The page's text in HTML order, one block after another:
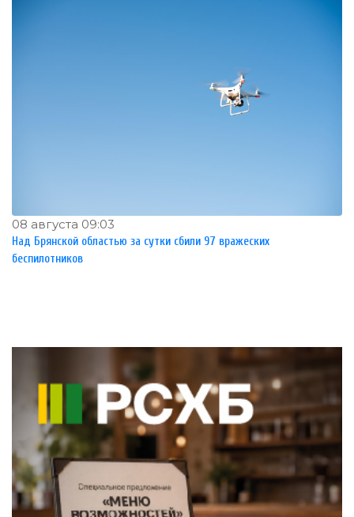
08 августа 09:03
Над Брянской областью за сутки сбили 97 вражеских
беспилотников